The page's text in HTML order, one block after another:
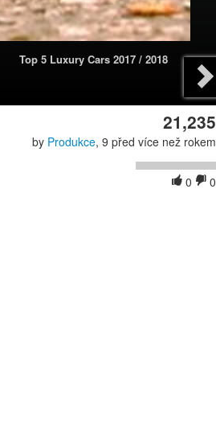
Top 5 Luxury Cars 2017 / 2018
21,235
by Produkce, 9 před více než rokem
0 0